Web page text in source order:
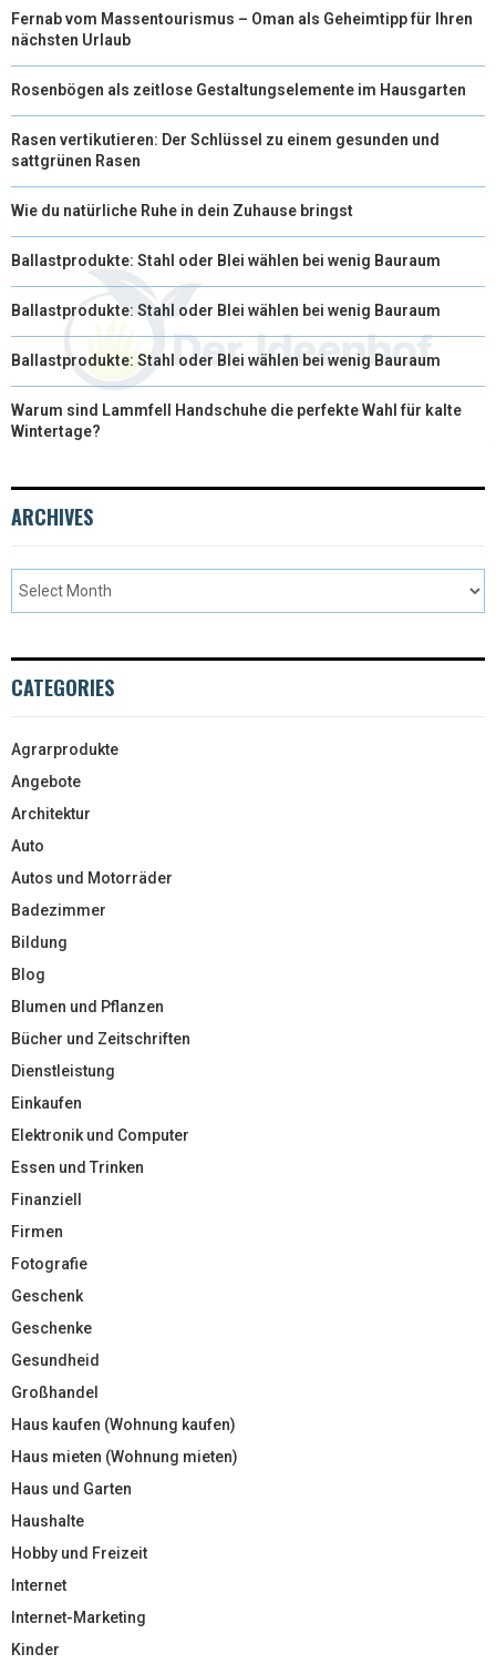
Fernab vom Massentourismus – Oman als Geheimtipp für Ihren
nächsten Urlaub
Rosenbögen als zeitlose Gestaltungselemente im Hausgarten
Rasen vertikutieren: Der Schlüssel zu einem gesunden und
sattgrünen Rasen
Wie du natürliche Ruhe in dein Zuhause bringst
Ballastprodukte: Stahl oder Blei wählen bei wenig Bauraum
Ballastprodukte: Stahl oder Blei wählen bei wenig Bauraum
Ballastprodukte: Stahl oder Blei wählen bei wenig Bauraum
Warum sind Lammfell Handschuhe die perfekte Wahl für kalte
Wintertage?
ARCHIVES
CATEGORIES
Agrarprodukte
Angebote
Architektur
Auto
Autos und Motorräder
Badezimmer
Bildung
Blog
Blumen und Pflanzen
Bücher und Zeitschriften
Dienstleistung
Einkaufen
Elektronik und Computer
Essen und Trinken
Finanziell
Firmen
Fotografie
Geschenk
Geschenke
Gesundheid
Großhandel
Haus kaufen (Wohnung kaufen)
Haus mieten (Wohnung mieten)
Haus und Garten
Haushalte
Hobby und Freizeit
Internet
Internet-Marketing
Kinder